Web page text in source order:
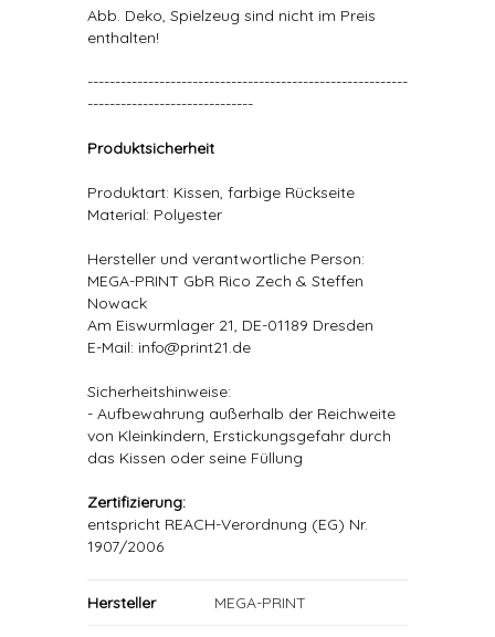
Abb. Deko, Spielzeug sind nicht im Preis
enthalten!
----------------------------------------------------------
------------------------------
Produktsicherheit
Produktart: Kissen, farbige Rückseite
Material: Polyester
Hersteller und verantwortliche Person:
MEGA-PRINT GbR Rico Zech & Steffen
Nowack
Am Eiswurmlager 21, DE-01189 Dresden
E-Mail: info@print21.de
Sicherheitshinweise:
- Aufbewahrung außerhalb der Reichweite
von Kleinkindern, Erstickungsgefahr durch
das Kissen oder seine Füllung
Zertifizierung:
entspricht REACH-Verordnung (EG) Nr.
1907/2006
Hersteller MEGA-PRINT